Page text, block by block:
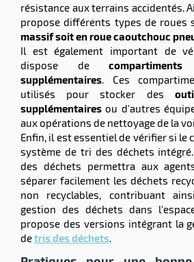
résistance aux terrains accidentés.
propose différents types de roues
massif soit en roue caoutchouc
Il est également important de
dispose de
supplémentaires. Ces
utilisés pour stocker des
supplémentaires ou d'autres
aux opérations de nettoyage de la
Enfin, il est essentiel de vérifier si le
système de tri des déchets
des déchets permettra aux
séparer facilement les déchets
non recyclables, contribuant
gestion des déchets dans
propose des versions intégrant la
detris des déchets.